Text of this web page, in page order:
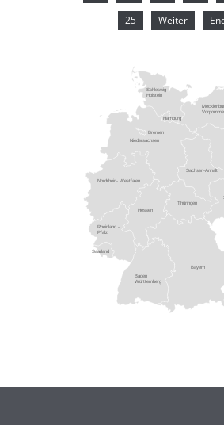
25 Weiter
Baden
Württemberg
Bayern
Hessen
Niedersachsen
Nordrhein- Westfalen
Rheinland -
Pfalz
Sachsen-Anhalt
Schleswig-
Holstein
Thüringen
Bremen
Hamburg
Saarland